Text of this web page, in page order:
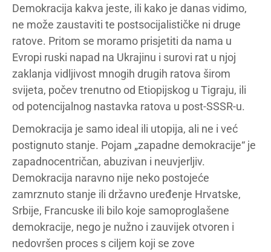
Demokracija kakva jeste, ili kako je danas vidimo,
ne može zaustaviti te postsocijalističke ni druge
ratove. Pritom se moramo prisjetiti da nama u
Evropi ruski napad na Ukrajinu i surovi rat u njoj
zaklanja vidljivost mnogih drugih ratova širom
svijeta, počev trenutno od Etiopijskog u Tigraju, ili
od potencijalnog nastavka ratova u post-SSSR-u.
Demokracija je samo ideal ili utopija, ali ne i već
postignuto stanje. Pojam „zapadne demokracije“ je
zapadnocentričan, abuzivan i neuvjerljiv.
Demokracija naravno nije neko postojeće
zamrznuto stanje ili državno uređenje Hrvatske,
Srbije, Francuske ili bilo koje samoproglašene
demokracije, nego je nužno i zauvijek otvoren i
nedovršen proces s ciljem koji se zove